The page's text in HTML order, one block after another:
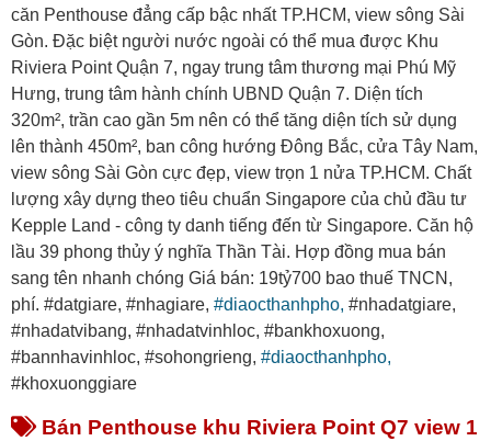
căn Penthouse đẳng cấp bậc nhất TP.HCM, view sông Sài
Gòn. Đặc biệt người nước ngoài có thể mua được Khu
Riviera Point Quận 7, ngay trung tâm thương mại Phú Mỹ
Hưng, trung tâm hành chính UBND Quận 7. Diện tích
320m², trần cao gần 5m nên có thể tăng diện tích sử dụng
lên thành 450m², ban công hướng Đông Bắc, cửa Tây Nam,
view sông Sài Gòn cực đẹp, view trọn 1 nửa TP.HCM. Chất
lượng xây dựng theo tiêu chuẩn Singapore của chủ đầu tư
Kepple Land - công ty danh tiếng đến từ Singapore. Căn hộ
lầu 39 phong thủy ý nghĩa Thần Tài. Hợp đồng mua bán
sang tên nhanh chóng Giá bán: 19tỷ700 bao thuế TNCN,
phí. #datgiare, #nhagiare, #diaocthanhpho, #nhadatgiare,
#nhadatvibang, #nhadatvinhloc, #bankhoxuong,
#bannhavinhloc, #sohongrieng, #diaocthanhpho,
#khoxuonggiare
Bán Penthouse khu Riviera Point Q7 view 1